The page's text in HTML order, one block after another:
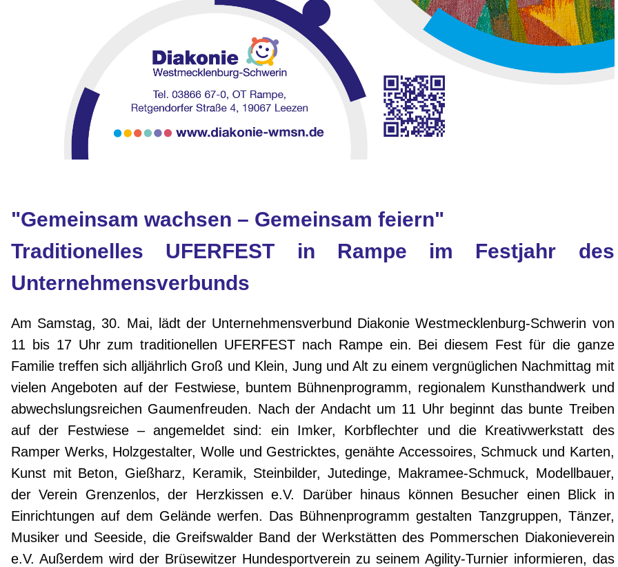
"Gemeinsam wachsen – Gemeinsam feiern"
Traditionelles UFERFEST in Rampe im Festjahr des
Unternehmensverbunds
Am Samstag, 30. Mai, lädt der Unternehmensverbund Diakonie Westmecklenburg-Schwerin von
11 bis 17 Uhr zum traditionellen UFERFEST nach Rampe ein. Bei diesem Fest für die ganze
Familie treffen sich alljährlich Groß und Klein, Jung und Alt zu einem vergnüglichen Nachmittag mit
vielen Angeboten auf der Festwiese, buntem Bühnenprogramm, regionalem Kunsthandwerk und
abwechslungsreichen Gaumenfreuden. Nach der Andacht um 11 Uhr beginnt das bunte Treiben
auf der Festwiese – angemeldet sind: ein Imker, Korbflechter und die Kreativwerkstatt des
Ramper Werks, Holzgestalter, Wolle und Gestricktes, genähte Accessoires, Schmuck und Karten,
Kunst mit Beton, Gießharz, Keramik, Steinbilder, Jutedinge, Makramee-Schmuck, Modellbauer,
der Verein Grenzenlos, der Herzkissen e.V. Darüber hinaus können Besucher einen Blick in
Einrichtungen auf dem Gelände werfen. Das Bühnenprogramm gestalten Tanzgruppen, Tänzer,
Musiker und Seeside, die Greifswalder Band der Werkstätten des Pommerschen Diakonieverein
e.V. Außerdem wird der Brüsewitzer Hundesportverein zu seinem Agility-Turnier informieren, das